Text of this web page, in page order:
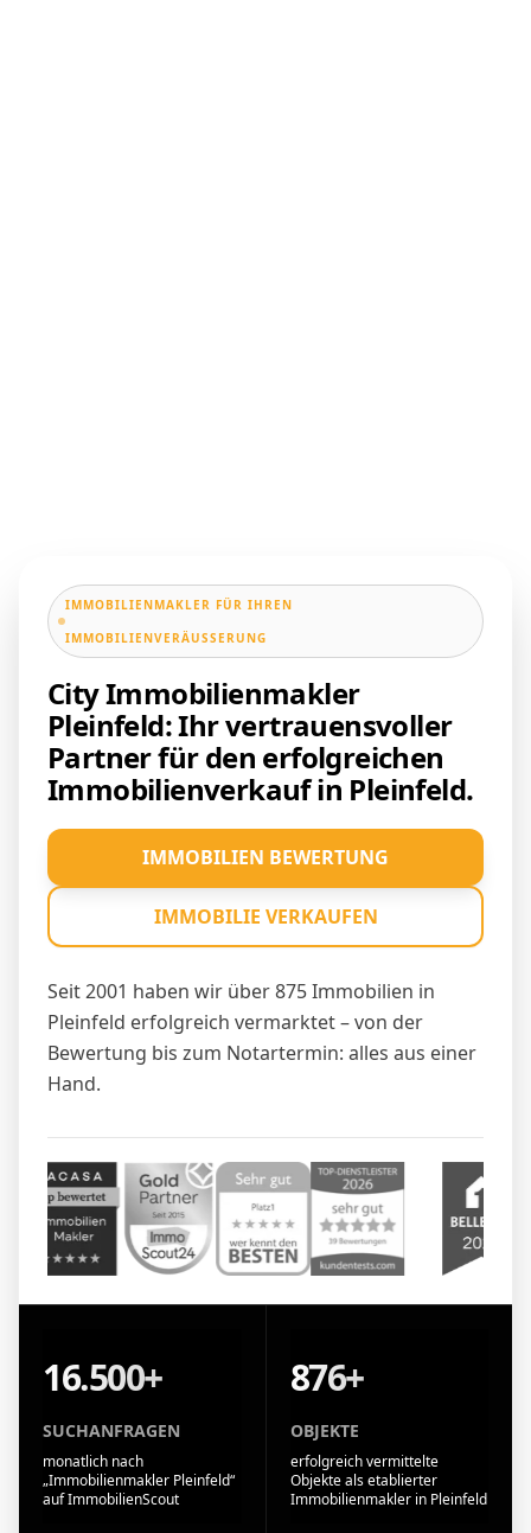
IMMOBILIENMAKLER FÜR IHREN
IMMOBILIENVERÄUSSERUNG
City Immobilienmakler
Pleinfeld: Ihr vertrauensvoller
Partner für den erfolgreichen
Immobilienverkauf in Pleinfeld.
Seit 2001 haben wir über 875 Immobilien in
Pleinfeld erfolgreich vermarktet – von der
Bewertung bis zum Notartermin: alles aus einer
Hand.
IMMOBILIEN BEWERTUNG
IMMOBILIE VERKAUFEN
16.500+
SUCHANFRAGEN
monatlich nach
„Immobilienmakler Pleinfeld“
auf ImmobilienScout
876+
OBJEKTE
erfolgreich vermittelte
Objekte als etablierter
Immobilienmakler in Pleinfeld